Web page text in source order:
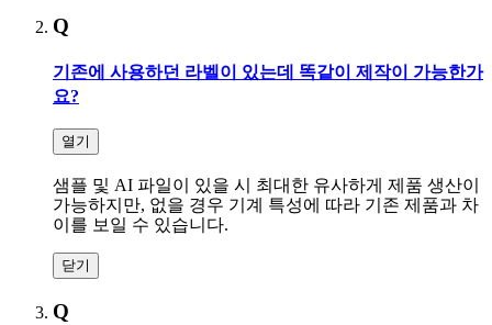
Q
기존에 사용하던 라벨이 있는데 똑같이 제작이 가능한가
요?
열기
샘플 및 AI 파일이 있을 시 최대한 유사하게 제품 생산이
가능하지만, 없을 경우 기계 특성에 따라 기존 제품과 차
이를 보일 수 있습니다.
닫기
Q